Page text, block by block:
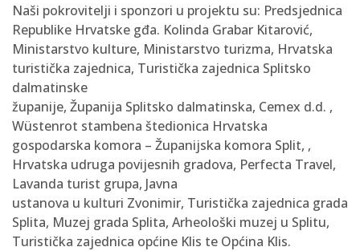
Naši pokrovitelji i sponzori u projektu su: Predsjednica
Republike Hrvatske gđa. Kolinda Grabar Kitarović,
Ministarstvo kulture, Ministarstvo turizma, Hrvatska
turistička zajednica, Turistička zajednica Splitsko
dalmatinske
županije, Županija Splitsko dalmatinska, Cemex d.d. ,
Wüstenrot stambena štedionica Hrvatska
gospodarska komora – Županijska komora Split, ,
Hrvatska udruga povijesnih gradova, Perfecta Travel,
Lavanda turist grupa, Javna
ustanova u kulturi Zvonimir, Turistička zajednica grada
Splita, Muzej grada Splita, Arheološki muzej u Splitu,
Turistička zajednica općine Klis te Općina Klis.